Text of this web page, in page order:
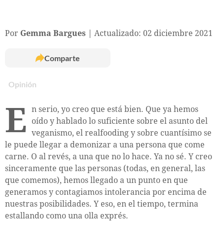
Por Gemma Bargues Actualizado: 02 diciembre 2021
Comparte
Opinión
E n serio, yo creo que está bien. Que ya hemos
oído y hablado lo suficiente sobre el asunto del
veganismo, el realfooding y sobre cuantísimo se
le puede llegar a demonizar a una persona que come
carne. O al revés, a una que no lo hace. Ya no sé. Y creo
sinceramente que las personas (todas, en general, las
que comemos), hemos llegado a un punto en que
generamos y contagiamos intolerancia por encima de
nuestras posibilidades. Y eso, en el tiempo, termina
estallando como una olla exprés.